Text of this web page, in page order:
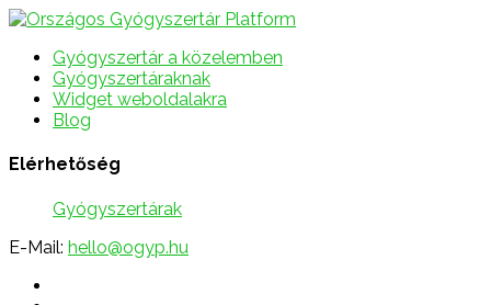
Gyógyszertár a közelemben
Gyógyszertáraknak
Widget weboldalakra
Blog
Elérhetőség
Gyógyszertárak
E-Mail: hello@ogyp.hu